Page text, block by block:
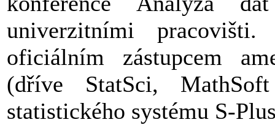
univerzitními
oficiálním zástupcem
(dříve StatSci,
statistického systému S-